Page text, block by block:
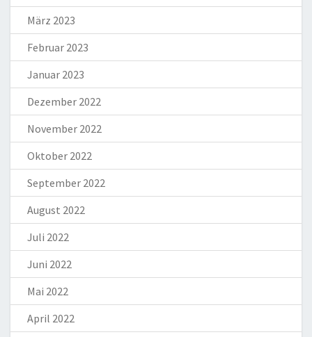
März 2023
Februar 2023
Januar 2023
Dezember 2022
November 2022
Oktober 2022
September 2022
August 2022
Juli 2022
Juni 2022
Mai 2022
April 2022